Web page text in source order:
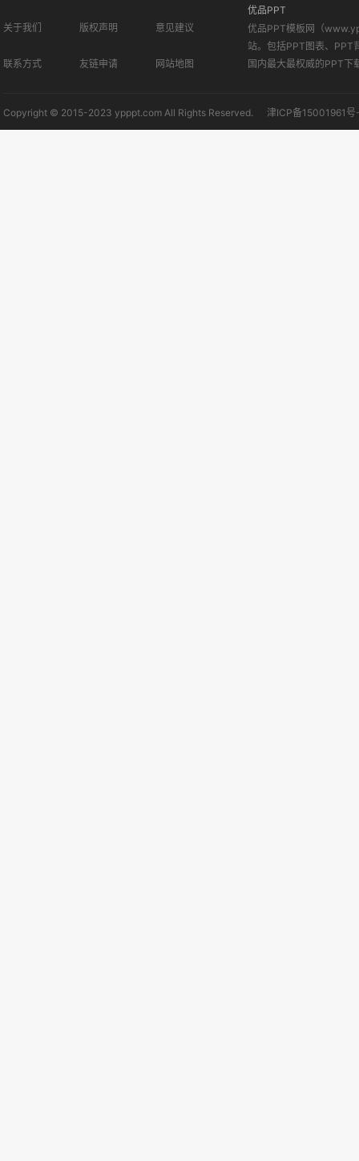
关于我们 版权声明 意见建议
联系方式 友链申请 网站地图
优品PPT
优品PPT模板网（
站。包括PPT图表、PPT
国内最大最权威的PPT下
Copyright © 2015-2023 ypppt.com All Rights Reserved. 津ICP备15001961号